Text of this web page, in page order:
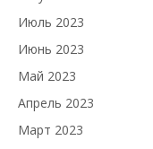
Июль 2023
Июнь 2023
Май 2023
Апрель 2023
Март 2023